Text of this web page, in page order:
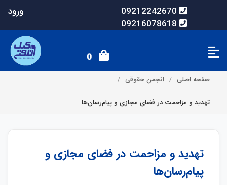
09212242670
09216078618
ورود
0
صفحه اصلی انجمن حقوقی
تهدید و مزاحمت در فضای مجازی و پیام‌رسان‌ها
تهدید و مزاحمت در فضای مجازی و
پیام‌رسان‌ها